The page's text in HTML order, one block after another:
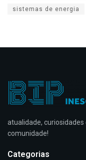
sistemas de energia
atualidade, curiosidades
comunidade!
Categorias